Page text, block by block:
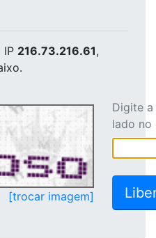
IP 216.73.216.61,
[trocar imagem]
Digite
lado no